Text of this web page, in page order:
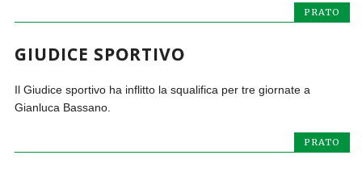
PRATO
GIUDICE SPORTIVO
Il Giudice sportivo ha inflitto la squalifica per tre giornate a
Gianluca Bassano.
PRATO